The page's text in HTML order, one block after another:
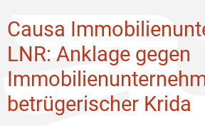
Causa
LNR: Anklage gegen
betrügerischer Krida